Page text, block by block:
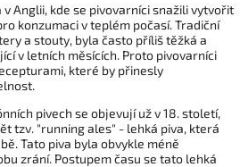
Anglii, kde se pivovarníci snažili vytvořit
konzumaci v teplém počasí. Tradiční
a stouty, byla často příliš těžká a
v letních měsících. Proto pivovarníci
které by přinesly
pivech se objevují už v 18. století,
tzv. "running ales" - lehká piva, která
Tato piva byla obvykle méně
zrání. Postupem času se tato lehká